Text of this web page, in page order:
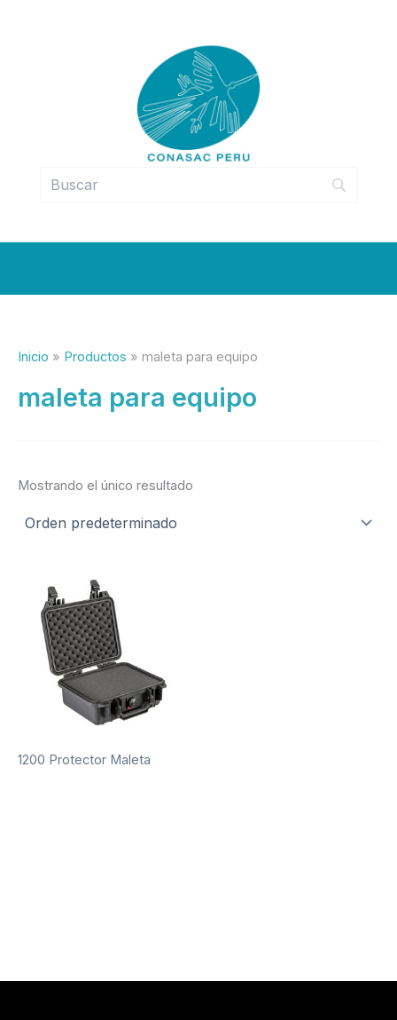
Inicio Productos maleta para equipo
maleta para equipo
Mostrando el único resultado
1200 Protector Maleta